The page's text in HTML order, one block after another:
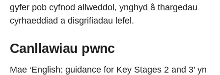
gyfer pob cyfnod allweddol, ynghyd â thargedau
cyrhaeddiad a disgrifiadau lefel.
Canllawiau pwnc
Mae ‘English: guidance for Key Stages 2 and 3’ yn